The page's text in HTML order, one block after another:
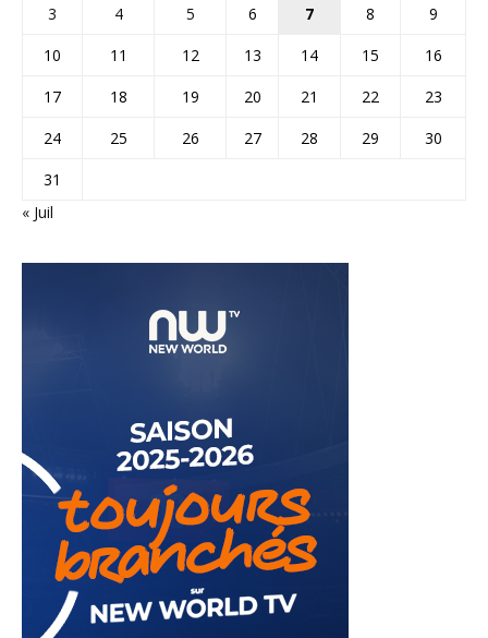
3
4 5 6 7 8
9
10
11 12 13 14 15
16
17
18 19 20 21 22
23
24
25 26 27 28 29
30
31
« Juil